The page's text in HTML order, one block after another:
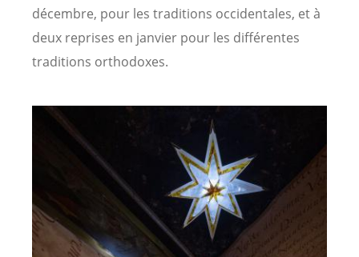
décembre, pour les traditions occidentales, et à
deux reprises en janvier pour les différentes
traditions orthodoxes.
Image